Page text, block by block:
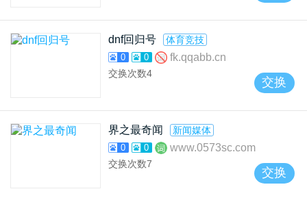
dnf回归号 体育竞技
0 0 fk.qqabb.cn
交换次数4
交换
界之最奇闻 新闻媒体
0 0 www.0573sc.com
交换次数7
交换